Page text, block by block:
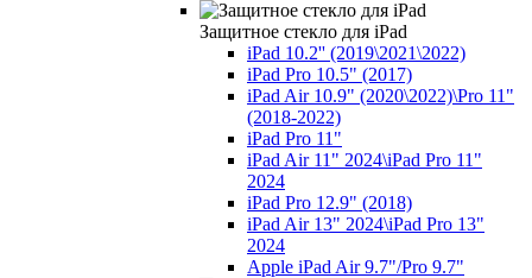
Защитное стекло для iPad
iPad 10.2'' (2019\2021\2022)
iPad Pro 10.5" (2017)
iPad Air 10.9" (2020\2022)\Pro 11"
(2018-2022)
iPad Pro 11"
iPad Air 11" 2024\iPad Pro 11"
2024
iPad Pro 12.9" (2018)
iPad Air 13" 2024\iPad Pro 13"
2024
Apple iPad Air 9.7"/Pro 9.7"